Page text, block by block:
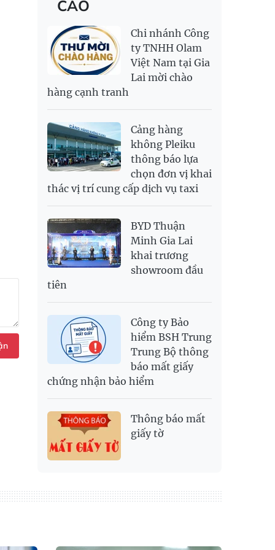
MYR
NOK
RUB
304.3
336.84
SAR
6,945.42
7,244.36
2,702.79
2,817.41
SGD
USD
26,000 26,030 26,410
RỒNG THĂNG
PNJ 138,500,000142,200,000
CÁO
Chi nhánh Công
ty TNHH Olam
Việt Nam tại Gia
Lai mời chào
hàng cạnh tranh
Cảng hàng
không Pleiku
thông báo lựa
chọn đơn vị khai
thác vị trí cung cấp dịch vụ taxi
BYD Thuận
Minh Gia Lai
khai trương
showroom đầu
tiên
Công ty Bảo
hiểm BSH Trung
Trung Bộ thông
báo mất giấy
chứng nhận bảo hiểm
Thông báo mất
giấy tờ